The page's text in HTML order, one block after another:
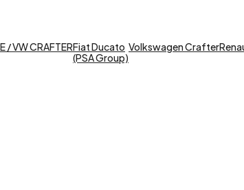
/ VW CRAFTERFiat Ducato
(PSA Group)
Volkswagen Crafter